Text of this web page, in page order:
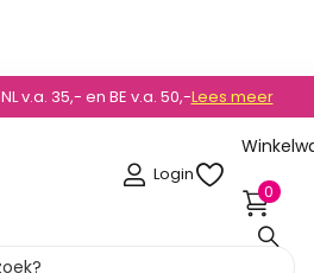
NL v.a. 35,- en BE v.a. 50,-Lees meer
Login
0
Deel dit product